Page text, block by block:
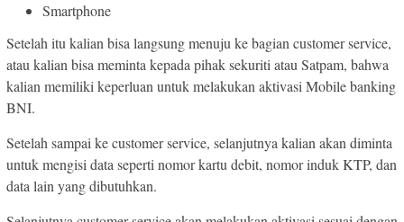
Smartphone
Setelah itu kalian bisa langsung menuju ke bagian customer service,
atau kalian bisa meminta kepada pihak sekuriti atau Satpam, bahwa
kalian memiliki keperluan untuk melakukan aktivasi Mobile banking
BNI.
Setelah sampai ke customer service, selanjutnya kalian akan diminta
untuk mengisi data seperti nomor kartu debit, nomor induk KTP, dan
data lain yang dibutuhkan.